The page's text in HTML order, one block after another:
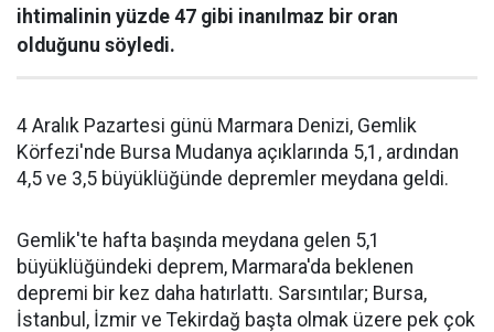
ihtimalinin yüzde 47 gibi inanılmaz bir oran
olduğunu söyledi.
4 Aralık Pazartesi günü Marmara Denizi, Gemlik
Körfezi'nde Bursa Mudanya açıklarında 5,1, ardından
4,5 ve 3,5 büyüklüğünde depremler meydana geldi.
Gemlik'te hafta başında meydana gelen 5,1
büyüklüğündeki deprem, Marmara'da beklenen
depremi bir kez daha hatırlattı. Sarsıntılar; Bursa,
İstanbul, İzmir ve Tekirdağ başta olmak üzere pek çok